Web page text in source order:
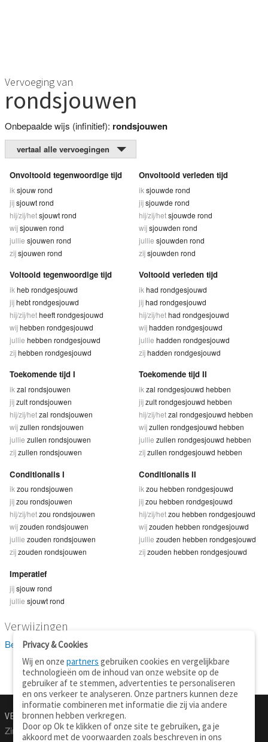
Vervoeging van
rondsjouwen
Onbepaalde wijs (infinitief): rondsjouwen
vertaal alle vervoegingen
Onvoltooid tegenwoordige tijd
ik sjouw rond
jijsjouwt rond
hij/zij/hetsjouwt rond
wijsjouwen rond
jullie sjouwen rond
zijsjouwen rond
Onvoltooid verleden tijd
ik sjouwde rond
jijsjouwde rond
hij/zij/hetsjouwde rond
wijsjouwden rond
jullie sjouwden rond
zijsjouwden rond
Voltooid tegenwoordige tijd
ik heb rondgesjouwd
jijhebt rondgesjouwd
hij/zij/hetheeft rondgesjouwd
wijhebben rondgesjouwd
jullie hebben rondgesjouwd
zijhebben rondgesjouwd
Voltooid verleden tijd
ik had rondgesjouwd
jijhad rondgesjouwd
hij/zij/hethad rondgesjouwd
wijhadden rondgesjouwd
jullie hadden rondgesjouwd
zijhadden rondgesjouwd
Toekomende tijd I
ik zal rondsjouwen
jijzult rondsjouwen
hij/zij/hetzal rondsjouwen
wijzullen rondsjouwen
jullie zullen rondsjouwen
zijzullen rondsjouwen
Toekomende tijd II
ik zal rondgesjouwd hebben
jijzult rondgesjouwd hebben
hij/zij/hetzal rondgesjouwd hebben
wijzullen rondgesjouwd hebben
jullie zullen rondgesjouwd hebben
zijzullen rondgesjouwd hebben
Conditionalis I
ik zou rondsjouwen
jijzou rondsjouwen
hij/zij/hetzou rondsjouwen
wijzouden rondsjouwen
jullie zouden rondsjouwen
zijzouden rondsjouwen
Conditionalis II
ik zou hebben rondgesjouwd
jijzou hebben rondgesjouwd
hij/zij/hetzou hebben rondgesjouwd
wijzouden hebben rondgesjouwd
jullie zouden hebben rondgesjouwd
zijzouden hebben rondgesjouwd
Imperatief
jijsjouw rond
jullie sjouwt rond
Verwijzingen
Bekijk 1 definitie(s) van rondsjouwen
VERTALEN.NU
Zinnen vertalen
Over deze site
Privacy & Cookies
Wij en onzepartners gebruiken cookies en vergelijkbare
technologieën om de inhoud van onze website op de
gebruiker af te stemmen, advertenties te personaliseren
en ons verkeer te analyseren. Onze partners kunnen deze
informatie combineren met informatie die zij via andere
bronnen hebben verkregen.
Door op Ok te klikken of onze site te gebruiken, ga je
akkoord met de voorwaarden zoals beschreven in ons